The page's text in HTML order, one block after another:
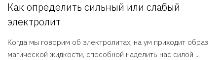
Как определить сильный или слабый
электролит
Когда мы говорим об электролитах, на ум приходит образ
магической жидкости, способной наделить нас силой ...